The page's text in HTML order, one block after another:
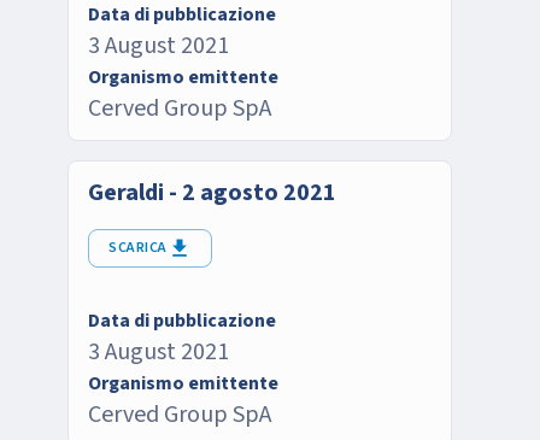
Data di pubblicazione
3 August 2021
Organismo emittente
Cerved Group SpA
Geraldi - 2 agosto 2021
SCARICA
Data di pubblicazione
3 August 2021
Organismo emittente
Cerved Group SpA